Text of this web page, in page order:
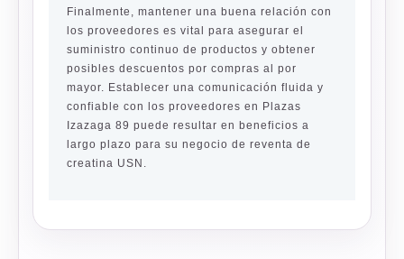
Finalmente, mantener una buena relación con
los proveedores es vital para asegurar el
suministro continuo de productos y obtener
posibles descuentos por compras al por
mayor. Establecer una comunicación fluida y
confiable con los proveedores en Plazas
Izazaga 89 puede resultar en beneficios a
largo plazo para su negocio de reventa de
creatina USN.